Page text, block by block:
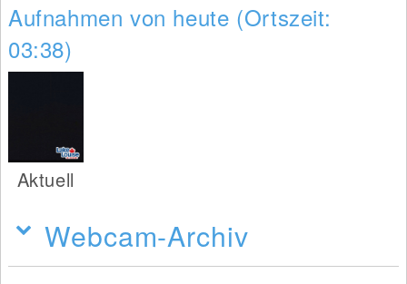
Aufnahmen von heute (Ortszeit:
03:38)
Aktuell
Webcam-Archiv